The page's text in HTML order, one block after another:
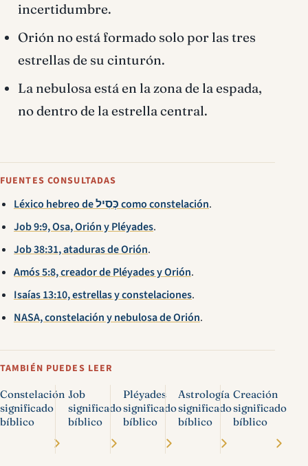
incertidumbre.
Orión no está formado solo por las tres
estrellas de su cinturón.
La nebulosa está en la zona de la espada,
no dentro de la estrella central.
FUENTES CONSULTADAS
Léxico hebreo de כְּסִיל como constelación.
Job 9:9, Osa, Orión y Pléyades.
Job 38:31, ataduras de Orión.
Amós 5:8, creador de Pléyades y Orión.
Isaías 13:10, estrellas y constelaciones.
NASA, constelación y nebulosa de Orión.
TAMBIÉN PUEDES LEER
Constelación
significado
bíblico
Job
significado
bíblico
Pléyades
significado
bíblico
Astrología
significado
bíblico
Creación
significado
bíblico